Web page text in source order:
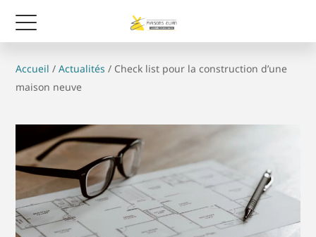
Accueil /Actualités / Check list pour la construction d’une
maison neuve